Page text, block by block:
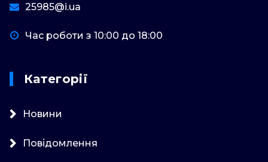
25985@i.ua
Час роботи з 10:00 до 18:00
Категорії
Новини
Повідомлення